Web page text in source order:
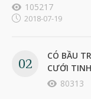
105217
2018-07-19
CÓ BẦU
CƯỚI
80313